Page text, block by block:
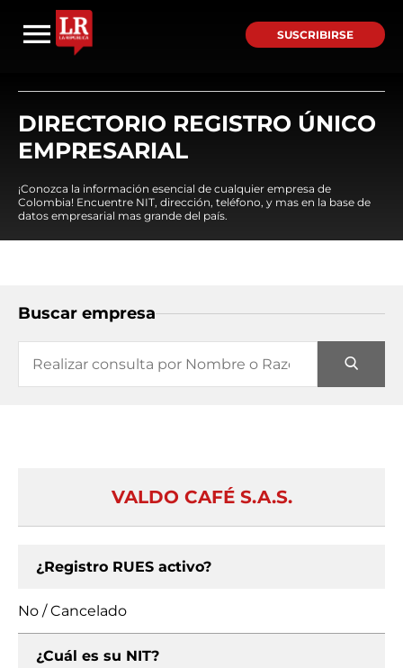
SUSCRIBIRSE
DIRECTORIO REGISTRO ÚNICO
EMPRESARIAL
¡Conozca la información esencial de cualquier empresa de
Colombia! Encuentre NIT, dirección, teléfono, y mas en la base de
datos empresarial mas grande del país.
Buscar empresa
VALDO CAFÉ S.A.S.
¿Registro RUES activo?
No / Cancelado
¿Cuál es su NIT?